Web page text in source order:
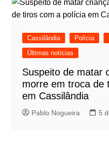
Cassilândia Polícia
Últimas notícias
Suspeito de matar
morre em troca de
em Cassilândia
Pablo Nogueira 5